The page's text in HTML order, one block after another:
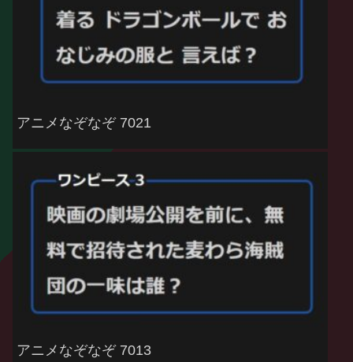
アニメなぞなぞ 7021
アニメなぞなぞ 7013